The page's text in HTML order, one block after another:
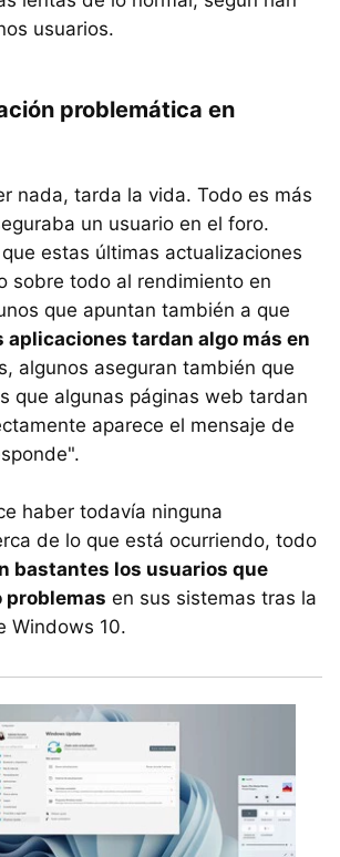
usuarios.
problemática en
nada, tarda la vida. Todo es más
un usuario en el foro.
estas últimas actualizaciones
sobre todo al rendimiento en
que apuntan también a que
aplicaciones tardan algo más en
algunos aseguran también que
que algunas páginas web tardan
aparece el mensaje de
haber todavía ninguna
de lo que está ocurriendo, todo
bastantes los usuarios que
problemas en sus sistemas tras la
Windows 10.